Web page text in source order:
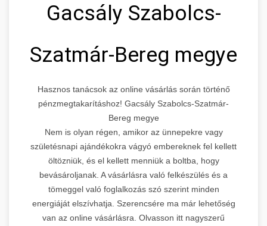
Gacsály Szabolcs-
Szatmár-Bereg megye
Hasznos tanácsok az online vásárlás során történő
pénzmegtakarításhoz! Gacsály Szabolcs-Szatmár-
Bereg megye
Nem is olyan régen, amikor az ünnepekre vagy
születésnapi ajándékokra vágyó embereknek fel kellett
öltözniük, és el kellett menniük a boltba, hogy
bevásároljanak. A vásárlásra való felkészülés és a
tömeggel való foglalkozás szó szerint minden
energiáját elszívhatja. Szerencsére ma már lehetőség
van az online vásárlásra. Olvasson itt nagyszerű